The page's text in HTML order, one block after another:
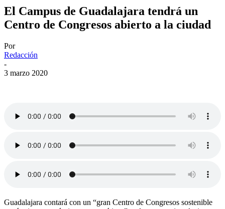
El Campus de Guadalajara tendrá un
Centro de Congresos abierto a la ciudad
Por
Redacción
-
3 marzo 2020
Guadalajara contará con un “gran Centro de Congresos sostenible